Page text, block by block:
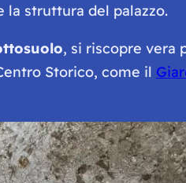
struttura del palazzo.
, si riscopre vera
Storico, come il